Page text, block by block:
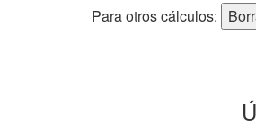
Para otros cálculos: